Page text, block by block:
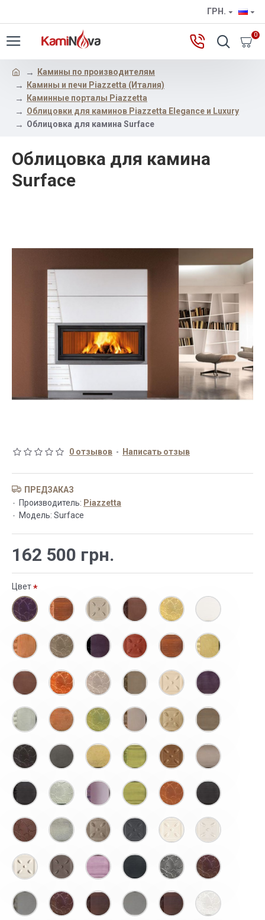
ГРН.
0
Камины по производителям
Камины и печи Piazzetta (Италия)
Каминные порталы Piazzetta
Облицовки для каминов Piazzetta Elegance и Luxury
Облицовка для камина Surface
Облицовка для камина
Surface
0 отзывов - Написать отзыв
162 500 грн.
ПРЕДЗАКАЗ
Производитель: Piazzetta
Модель: Surface
Цвет